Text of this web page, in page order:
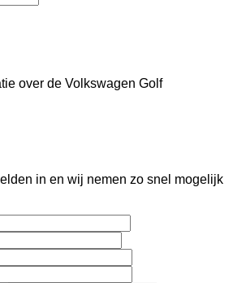
over de Volkswagen Golf
in en wij nemen zo snel mogelijk